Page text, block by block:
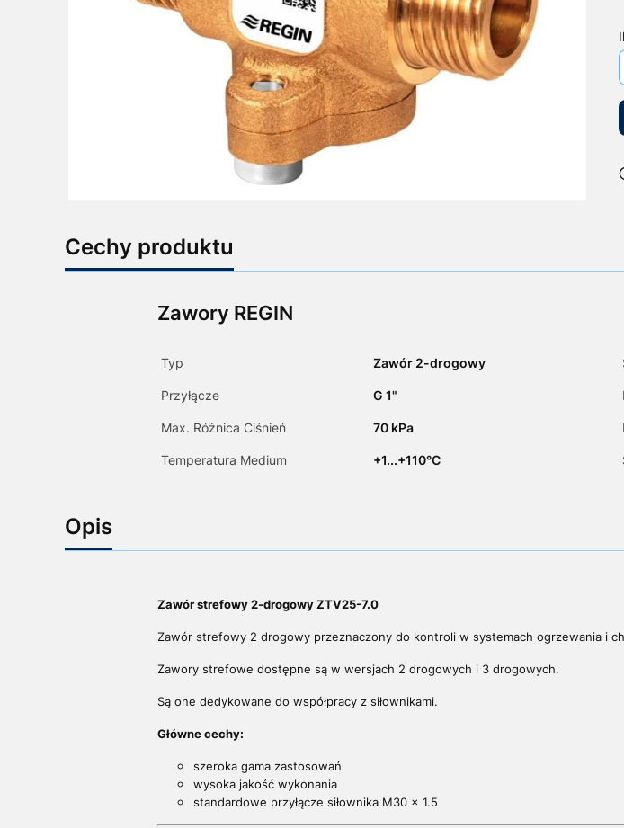
Cechy produktu
Zawory REGIN
Typ Zawór 2-drogowy
Przyłącze G 1"
Max. Różnica Ciśnień 70 kPa
Temperatura Medium +1...+110°C
Opis
Zawór strefowy 2-drogowy ZTV25-7.0
Zawór strefowy 2 drogowy przeznaczony do kontroli w systemach ogrzewania i
Zawory strefowe dostępne są w wersjach 2 drogowych i 3 drogowych.
Są one dedykowane do współpracy z siłownikami.
Główne cechy:
szeroka gama zastosowań
wysoka jakość wykonania
standardowe przyłącze siłownika M30 x 1.5